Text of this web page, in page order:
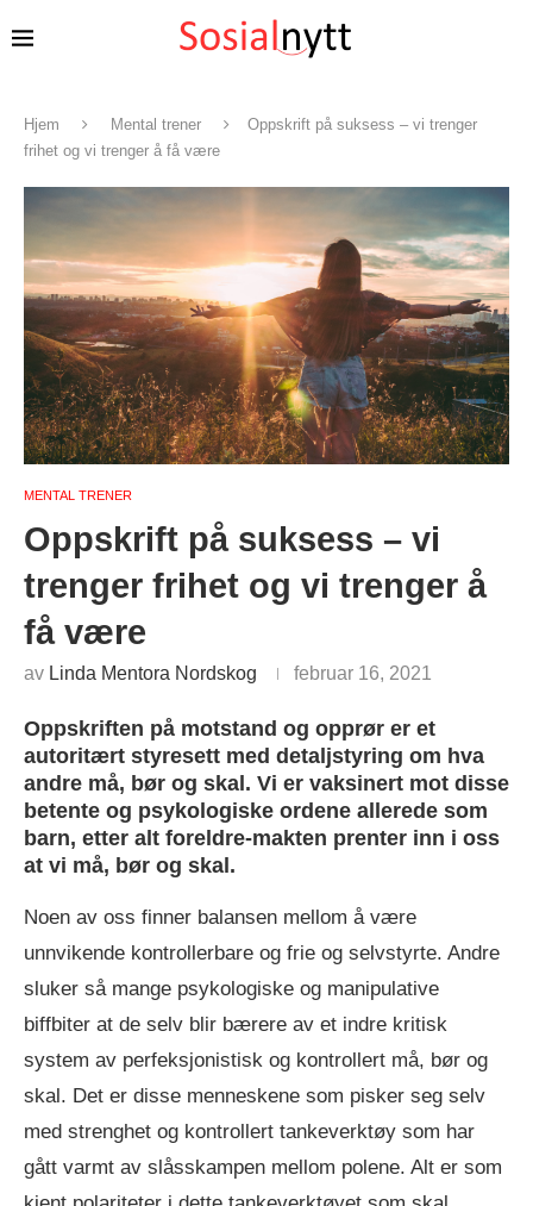
Hjem Mental trener
Oppskrift på suksess – vi trenger
frihet og vi trenger å få være
MENTAL TRENER
Oppskrift på suksess – vi
trenger frihet og vi trenger å
få være
av Linda Mentora Nordskog februar 16, 2021
Oppskriften på motstand og opprør er et
autoritært styresett med detaljstyring om hva
andre må, bør og skal. Vi er vaksinert mot disse
betente og psykologiske ordene allerede som
barn, etter alt foreldre-makten prenter inn i oss
at vi må, bør og skal.
Noen av oss finner balansen mellom å være
unnvikende kontrollerbare og frie og selvstyrte. Andre
sluker så mange psykologiske og manipulative
biffbiter at de selv blir bærere av et indre kritisk
system av perfeksjonistisk og kontrollert må, bør og
skal. Det er disse menneskene som pisker seg selv
med strenghet og kontrollert tankeverktøy som har
gått varmt av slåsskampen mellom polene. Alt er som